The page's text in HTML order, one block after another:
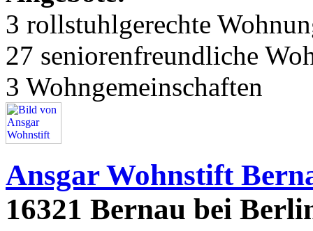
3 rollstuhlgerechte
27 seniorenfreundliche
3 Wohngemeinschaften
Ansgar Wohnstift
16321 Bernau bei